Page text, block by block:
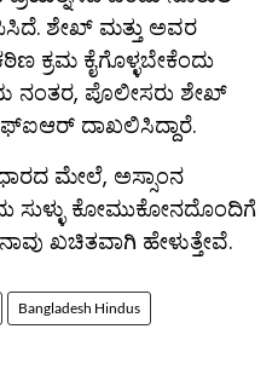
ಶೇಖ್ ಮತ್ತು ಅವರ
ಕ್ರಮ ಕೈಗೊಳ್ಳಬೇಕೆಂದು
ನಂತರ, ಪೊಲೀಸರು ಶೇಖ್
ದಾಖಲಿಸಿದ್ದಾರೆ.
ಮೇಲೆ, ಅಸ್ಸಾಂನ
ಸುಳ್ಳು ಕೋಮುಕೋನದೊಂದಿಗೆ
ಖಚಿತವಾಗಿ ಹೇಳುತ್ತೇವೆ.
Bangladesh Hindus